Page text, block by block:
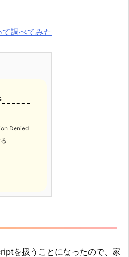
調べてみた
Denied
を扱うことになったので、家